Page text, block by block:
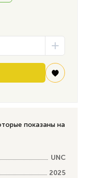
показаны на
UNC
2025